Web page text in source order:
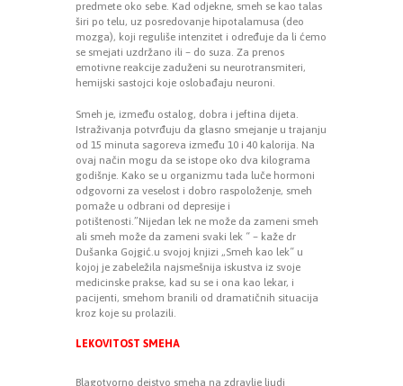
predmete oko sebe. Kad odjekne, smeh se kao talas
širi po telu, uz posredovanje hipotalamusa (deo
mozga), koji reguliše intenzitet i određuje da li ćemo
se smejati uzdržano ili – do suza. Za prenos
emotivne reakcije zaduženi su neurotransmiteri,
hemijski sastojci koje oslobađaju neuroni.
Smeh je, između ostalog, dobra i jeftina dijeta.
Istraživanja potvrđuju da glasno smejanje u trajanju
od 15 minuta sagoreva između 10 i 40 kalorija. Na
ovaj način mogu da se istope oko dva kilograma
godišnje. Kako se u organizmu tada luče hormoni
odgovorni za veselost i dobro raspoloženje, smeh
pomaže u odbrani od depresije i
potištenosti.”Nijedan lek ne može da zameni smeh
ali smeh može da zameni svaki lek “ – kaže dr
Dušanka Gojgić.u svojoj knjizi „Smeh kao lek“ u
kojoj je zabeležila najsmešnija iskustva iz svoje
medicinske prakse, kad su se i ona kao lekar, i
pacijenti, smehom branili od dramatičnih situacija
kroz koje su prolazili.
LEKOVITOST SMEHA
Blagotvorno dejstvo smeha na zdravlje ljudi